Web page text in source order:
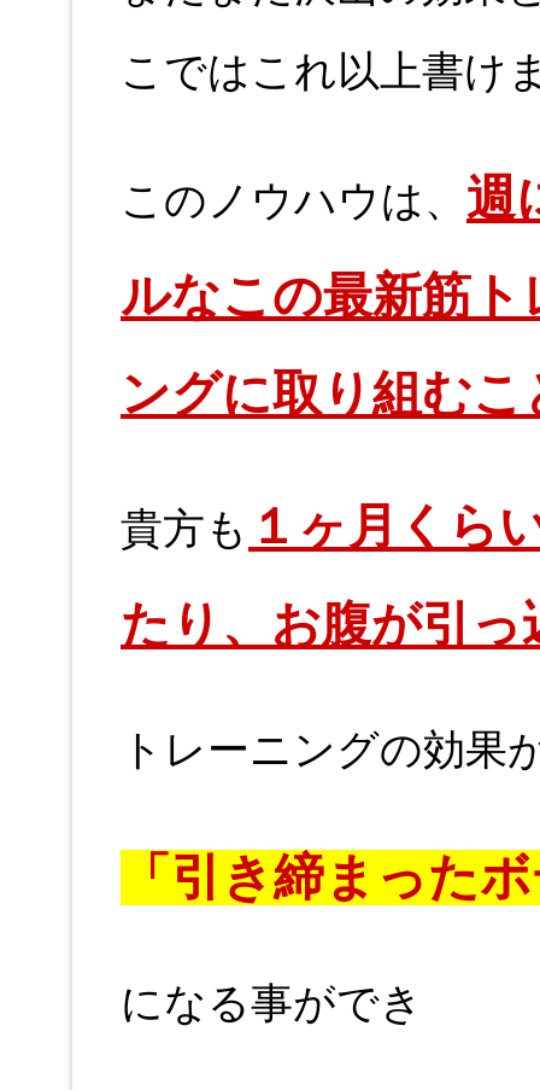
こではこれ以上書け
このノウハウは、 週
ルなこの最新筋
ングに取り組むこ
貴方も １ヶ月くら
たり、お腹が引
トレーニングの効果
「引き締まった
になる事ができ